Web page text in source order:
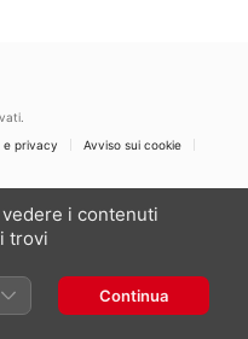
e privacy
Avviso sui cookie
i contenuti
trovi
Continua